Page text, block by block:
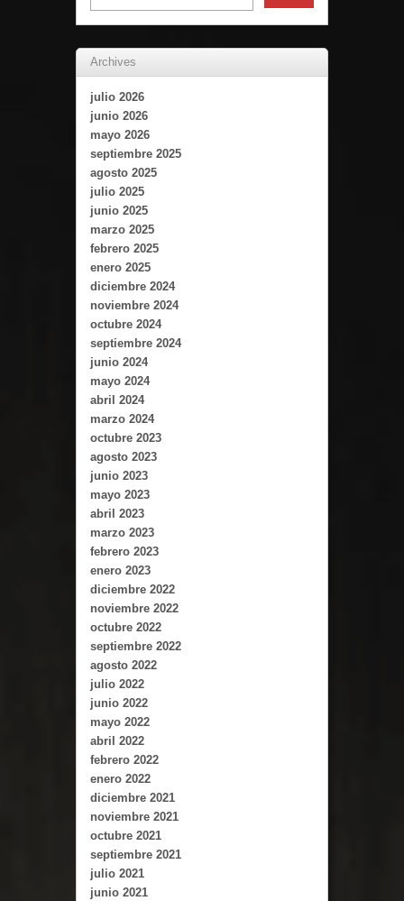
Archives
julio 2026
junio 2026
mayo 2026
septiembre 2025
agosto 2025
julio 2025
junio 2025
marzo 2025
febrero 2025
enero 2025
diciembre 2024
noviembre 2024
octubre 2024
septiembre 2024
junio 2024
mayo 2024
abril 2024
marzo 2024
octubre 2023
agosto 2023
junio 2023
mayo 2023
abril 2023
marzo 2023
febrero 2023
enero 2023
diciembre 2022
noviembre 2022
octubre 2022
septiembre 2022
agosto 2022
julio 2022
junio 2022
mayo 2022
abril 2022
febrero 2022
enero 2022
diciembre 2021
noviembre 2021
octubre 2021
septiembre 2021
julio 2021
junio 2021